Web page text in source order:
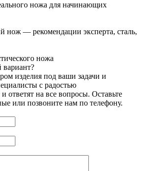
ножа для начинающих
нож — рекомендации эксперта, сталь,
ножа
изделия под ваши задачи и
с радостью
ответят на все вопросы. Оставьте
или позвоните нам по телефону.